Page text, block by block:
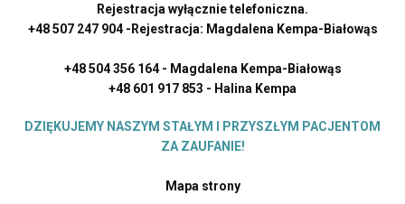
Rejestracja wyłącznie telefoniczna.
+48 507 247 904 -Rejestracja: Magdalena Kempa-Białowąs
+48 504 356 164 - Magdalena Kempa-Białowąs
+48 601 917 853 - Halina Kempa
DZIĘKUJEMY NASZYM STAŁYM I PRZYSZŁYM PACJENTOM
ZA ZAUFANIE!
Mapa strony